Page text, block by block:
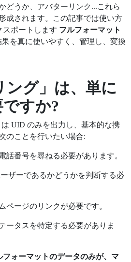
どうか、アバターリンク...これら
成されます。
この記事では使い方
ポートします フルフォーマット
を真に使いやすく、管理し、変換
ング」は、単に
すか?
UID のみを出力し、基本的な携
のことを行いたい場合:
話番号を尋ねる必要があります。
ザーであるかどうかを判断する必
ージのリンクが必要です。
ータスを特定する必要がありま
フォーマットのデータのみが、マ